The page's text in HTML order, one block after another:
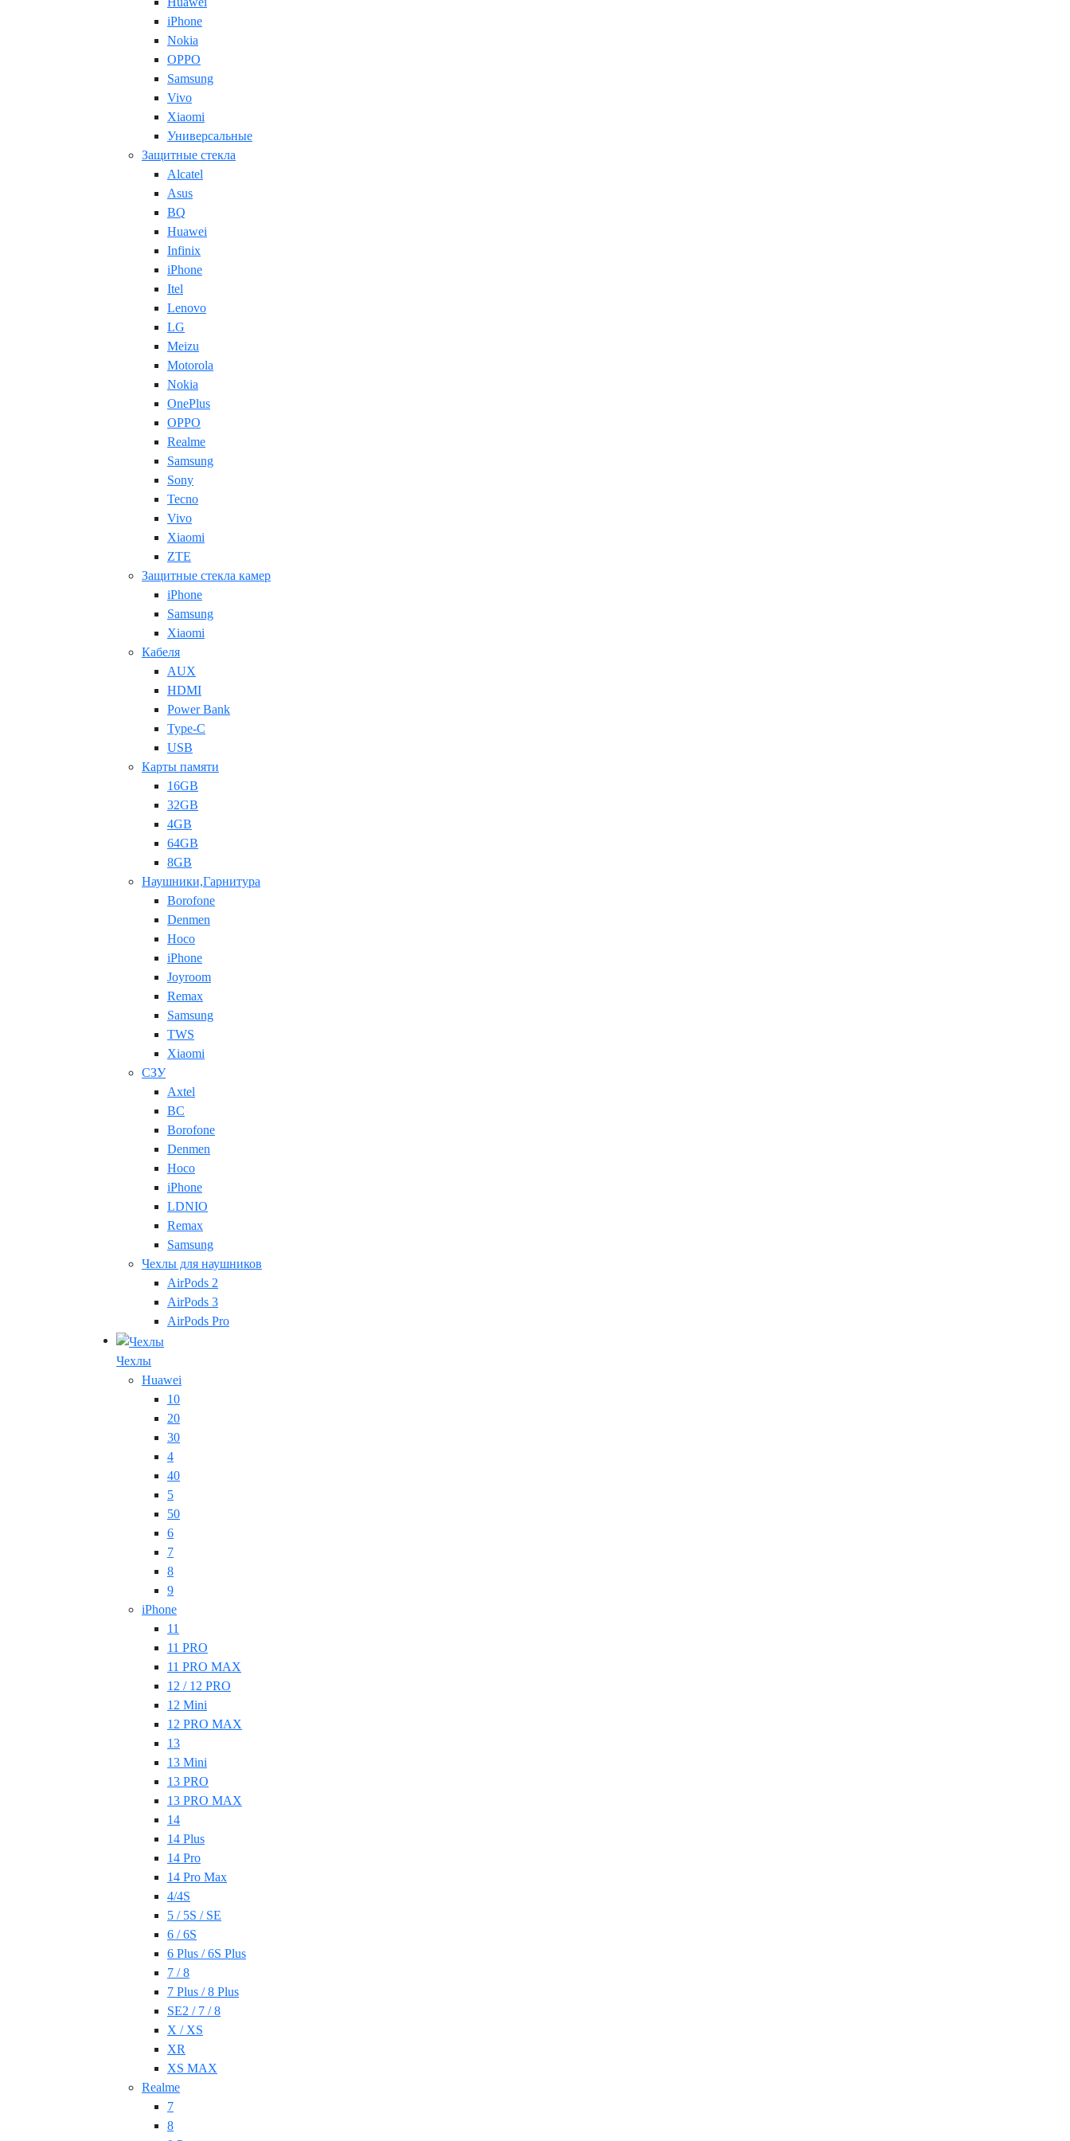
iPhone
Nokia
OPPO
Samsung
Vivo
Xiaomi
Универсальные
Защитные стекла
Alcatel
Asus
BQ
Huawei
Infinix
iPhone
Itel
Lenovo
LG
Meizu
Motorola
Nokia
OnePlus
OPPO
Realme
Samsung
Sony
Tecno
Vivo
Xiaomi
ZTE
Защитные стекла камер
iPhone
Samsung
Xiaomi
Кабеля
AUX
HDMI
Power Bank
Type-C
USB
Карты памяти
16GB
32GB
4GB
64GB
8GB
Наушники,Гарнитура
Borofone
Denmen
Hoco
iPhone
Joyroom
Remax
Samsung
TWS
Xiaomi
СЗУ
Axtel
BC
Borofone
Denmen
Hoco
iPhone
LDNIO
Remax
Samsung
Чехлы для наушников
AirPods 2
AirPods 3
AirPods Pro
Чехлы
Huawei
10
20
30
4
40
5
50
6
7
8
9
iPhone
11
11 PRO
11 PRO MAX
12 / 12 PRO
12 Mini
12 PRO MAX
13
13 Mini
13 PRO
13 PRO MAX
14
14 Plus
14 Pro
14 Pro Max
4/4S
5 / 5S / SE
6 / 6S
6 Plus / 6S Plus
7 / 8
7 Plus / 8 Plus
SE2 / 7 / 8
X / XS
XR
XS MAX
Realme
7
8